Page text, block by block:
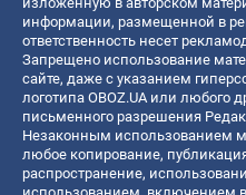
информации, размещенной в
ответственность несет
Запрещено использование
сайте, даже с указанием
логотипа OBOZ.UA или любого
письменного разрешения
Незаконным использованием
любое копирование,
распространение,